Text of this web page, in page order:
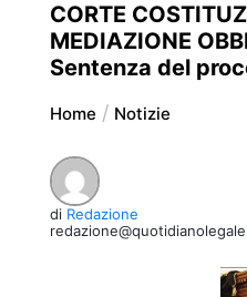
CORTE
MEDIAZIONE
Sentenza del
Home Notizie
di Redazione